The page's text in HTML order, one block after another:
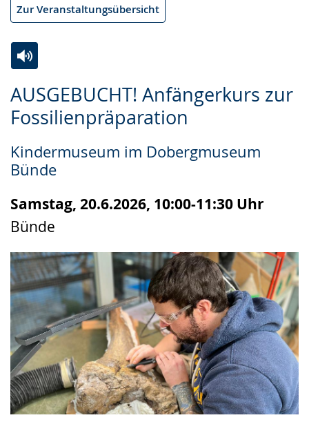
Zur Veranstaltungsübersicht
AUSGEBUCHT! Anfängerkurs zur
Fossilienpräparation
Kindermuseum im Dobergmuseum
Bünde
Samstag, 20.6.2026, 10:00-11:30 Uhr
Bünde
Leichten
Sprache
Audio-
Unterstützung.
Video
in
Gebärdensprache
wird
angezeigt.